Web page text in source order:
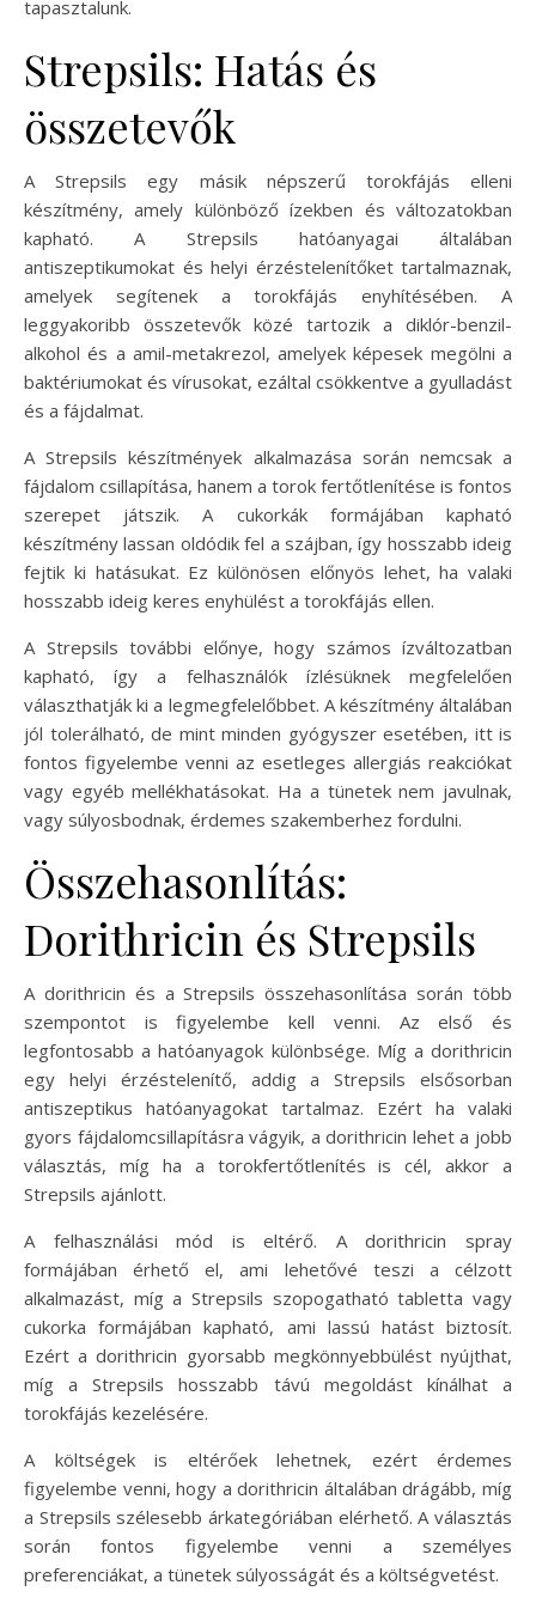
tapasztalunk.
Strepsils: Hatás és
összetevők
A Strepsils egy másik népszerű torokfájás elleni
készítmény, amely különböző ízekben és változatokban
kapható. A Strepsils hatóanyagai általában
antiszeptikumokat és helyi érzéstelenítőket tartalmaznak,
amelyek segítenek a torokfájás enyhítésében. A
leggyakoribb összetevők közé tartozik a diklór-benzil-
alkohol és a amil-metakrezol, amelyek képesek megölni a
baktériumokat és vírusokat, ezáltal csökkentve a gyulladást
és a fájdalmat.
A Strepsils készítmények alkalmazása során nemcsak a
fájdalom csillapítása, hanem a torok fertőtlenítése is fontos
szerepet játszik. A cukorkák formájában kapható
készítmény lassan oldódik fel a szájban, így hosszabb ideig
fejtik ki hatásukat. Ez különösen előnyös lehet, ha valaki
hosszabb ideig keres enyhülést a torokfájás ellen.
A Strepsils további előnye, hogy számos ízváltozatban
kapható, így a felhasználók ízlésüknek megfelelően
választhatják ki a legmegfelelőbbet. A készítmény általában
jól tolerálható, de mint minden gyógyszer esetében, itt is
fontos figyelembe venni az esetleges allergiás reakciókat
vagy egyéb mellékhatásokat. Ha a tünetek nem javulnak,
vagy súlyosbodnak, érdemes szakemberhez fordulni.
Összehasonlítás:
Dorithricin és Strepsils
A dorithricin és a Strepsils összehasonlítása során több
szempontot is figyelembe kell venni. Az első és
legfontosabb a hatóanyagok különbsége. Míg a dorithricin
egy helyi érzéstelenítő, addig a Strepsils elsősorban
antiszeptikus hatóanyagokat tartalmaz. Ezért ha valaki
gyors fájdalomcsillapításra vágyik, a dorithricin lehet a jobb
választás, míg ha a torokfertőtlenítés is cél, akkor a
Strepsils ajánlott.
A felhasználási mód is eltérő. A dorithricin spray
formájában érhető el, ami lehetővé teszi a célzott
alkalmazást, míg a Strepsils szopogatható tabletta vagy
cukorka formájában kapható, ami lassú hatást biztosít.
Ezért a dorithricin gyorsabb megkönnyebbülést nyújthat,
míg a Strepsils hosszabb távú megoldást kínálhat a
torokfájás kezelésére.
A költségek is eltérőek lehetnek, ezért érdemes
figyelembe venni, hogy a dorithricin általában drágább, míg
a Strepsils szélesebb árkategóriában elérhető. A választás
során fontos figyelembe venni a személyes
preferenciákat, a tünetek súlyosságát és a költségvetést.